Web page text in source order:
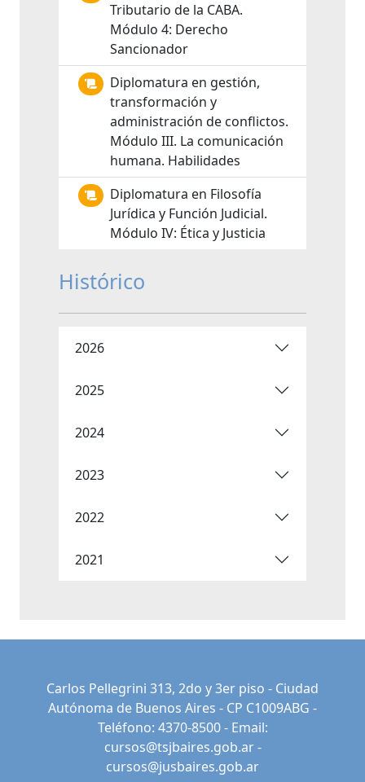
Tributario de la CABA.
Módulo 4: Derecho
Sancionador
Diplomatura en gestión,
transformación y
administración de conflictos.
Módulo III. La comunicación
humana. Habilidades
Diplomatura en Filosofía
Jurídica y Función Judicial.
Módulo IV: Ética y Justicia
Histórico
2026
2025
2024
2023
2022
2021
Carlos Pellegrini 313, 2do y 3er piso - Ciudad
Autónoma de Buenos Aires - CP C1009ABG -
Teléfono: 4370-8500 - Email:
cursos@tsjbaires.gob.ar-
cursos@jusbaires.gob.ar